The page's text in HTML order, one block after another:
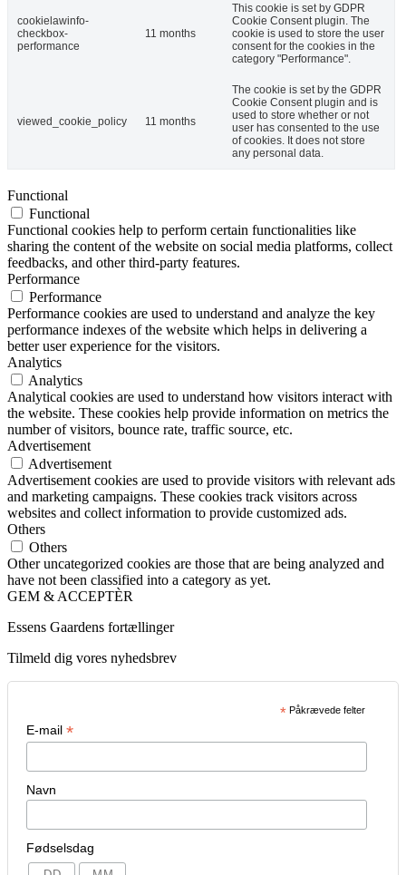
cookielawinfo-
checkbox-
performance
11 months
This cookie is set by GDPR
Cookie Consent plugin. The
cookie is used to store the user
consent for the cookies in the
category "Performance".
viewed_cookie_policy 11 months
The cookie is set by the GDPR
Cookie Consent plugin and is
used to store whether or not
user has consented to the use
of cookies. It does not store
any personal data.
Functional
Functional
Functional cookies help to perform certain functionalities like
sharing the content of the website on social media platforms, collect
feedbacks, and other third-party features.
Performance
Performance
Performance cookies are used to understand and analyze the key
performance indexes of the website which helps in delivering a
better user experience for the visitors.
Analytics
Analytics
Analytical cookies are used to understand how visitors interact with
the website. These cookies help provide information on metrics the
number of visitors, bounce rate, traffic source, etc.
Advertisement
Advertisement
Advertisement cookies are used to provide visitors with relevant ads
and marketing campaigns. These cookies track visitors across
websites and collect information to provide customized ads.
Others
Others
Other uncategorized cookies are those that are being analyzed and
have not been classified into a category as yet.
GEM & ACCEPTÈR
Essens Gaardens fortællinger
Tilmeld dig vores nyhedsbrev
* Påkrævede felter
E-mail *
Navn
Fødselsdag